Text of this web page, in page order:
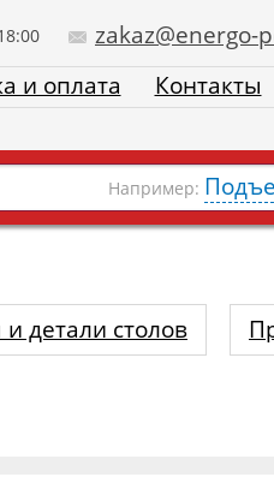
zakaz@energo-
и оплата Контакты
Например:
детали столов